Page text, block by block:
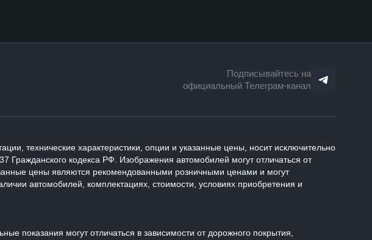
Подписывайтесь на
официальный Телеграм-канал
технические характеристики, опции и указанные цены, носит исключительно
кодекса РФ. Изображения автомобилей могут отличаться от
цены являются рекомендованными розничными ценами и могут
автомобилей, комплектациях, стоимости, условиях приобретения и
показания могут отличаться в зависимости от дорожного покрытия,